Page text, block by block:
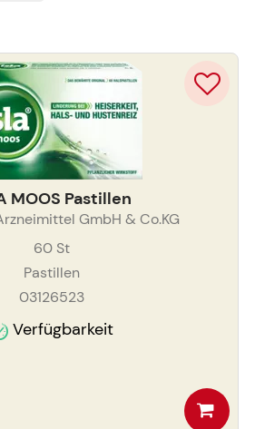
MOOS Pastillen
GmbH & Co.KG
60 St
Pastillen
03126523
Verfügbarkeit